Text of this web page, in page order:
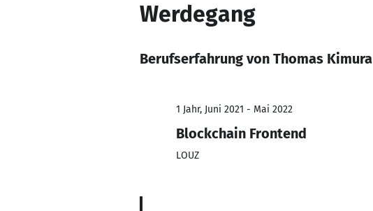
Werdegang
Berufserfahrung von Thomas Kimura
1 Jahr, Juni 2021 - Mai 2022
Blockchain Frontend
LOUZ